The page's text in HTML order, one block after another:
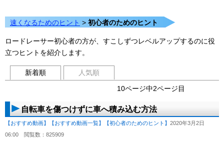
速くなるためのヒント > 初心者のためのヒント
ロードレーサー初心者の方が、すこしずつレベルアップするのに役
立つヒントを紹介します。
新着順
人気順
10ページ中2ページ目
自転車を傷つけずに車へ積み込む方法
【おすすめ動画】 【おすすめ動画一覧】 【初心者のためのヒント】 2020年3月2日
06:00 閲覧数：825909